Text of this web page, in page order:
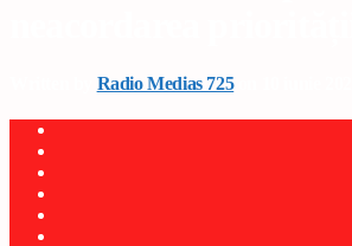
Radio Medias 725on 10 iunie 2026